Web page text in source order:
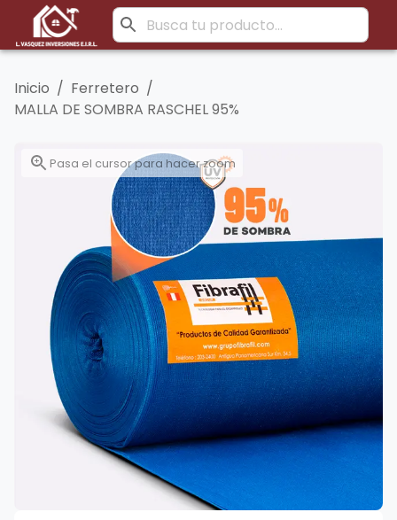
Inicio / Ferretero /
MALLA DE SOMBRA RASCHEL 95%
Pasa el cursor para hacer zoom